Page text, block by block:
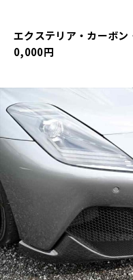
エクステリア・カーボ
0,000円